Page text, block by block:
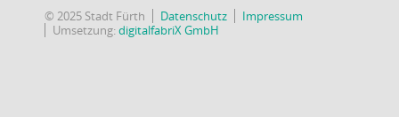
© 2025 Stadt Fürth Datenschutz
Impressum
Umsetzung:digitalfabriX GmbH